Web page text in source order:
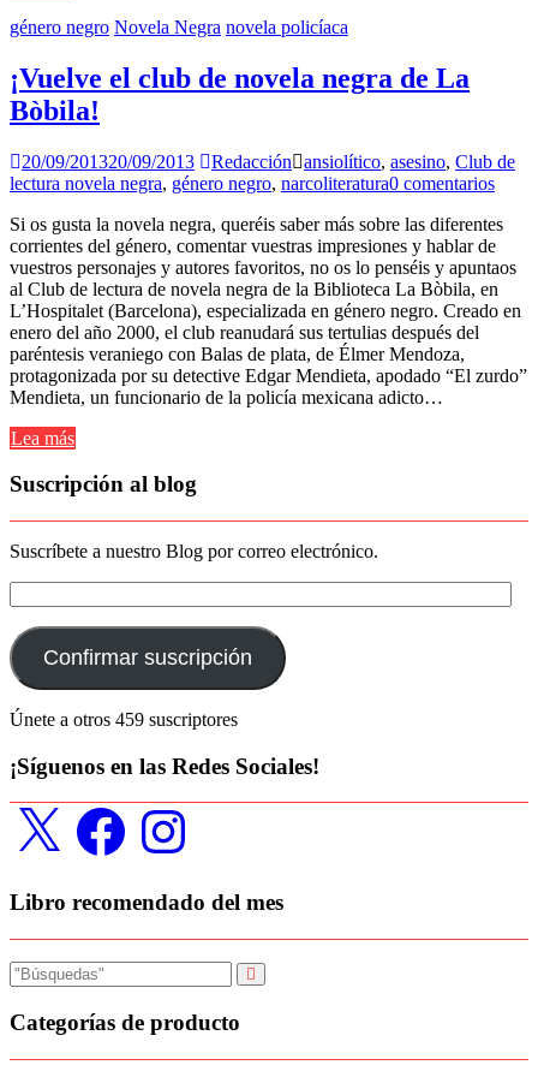
género negro Novela Negra novela policíaca
¡Vuelve el club de novela negra de La
Bòbila!
20/09/201320/09/2013 Redacción ansiolítico, asesino, Club de
lectura novela negra, género negro, narcoliteratura0 comentarios
Si os gusta la novela negra, queréis saber más sobre las diferentes
corrientes del género, comentar vuestras impresiones y hablar de
vuestros personajes y autores favoritos, no os lo penséis y apuntaos
al Club de lectura de novela negra de la Biblioteca La Bòbila, en
L’Hospitalet (Barcelona), especializada en género negro. Creado en
enero del año 2000, el club reanudará sus tertulias después del
paréntesis veraniego con Balas de plata, de Élmer Mendoza,
protagonizada por su detective Edgar Mendieta, apodado “El zurdo”
Mendieta, un funcionario de la policía mexicana adicto…
Lea más
Suscripción al blog
Suscríbete a nuestro Blog por correo electrónico.
de
correo
electrónico:
Confirmar suscripción
Únete a otros 459 suscriptores
¡Síguenos en las Redes Sociales!
X FacebookInstagram
Libro recomendado del mes
Categorías de producto